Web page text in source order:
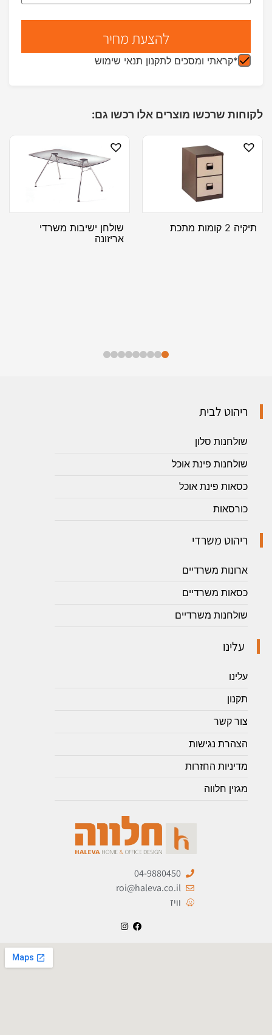
*קראתי ומסכים לתקנון תנאי שימוש
לקוחות שרכשו מוצרים אלו רכשו גם:
תיקיה 2 קומות מתכת
שולחן ישיבות משרדי
אריזונה
ריהוט לבית
שולחנות סלון
שולחנות פינת אוכל
כסאות פינת אוכל
כורסאות
ריהוט משרדי
ארונות משרדיים
כסאות משרדיים
שולחנות משרדיים
עלינו
עלינו
תקנון
צור קשר
הצהרת נגישות
מדיניות החזרות
מגזין חלווה
04-9880450
roi@haleva.co.il
וויז